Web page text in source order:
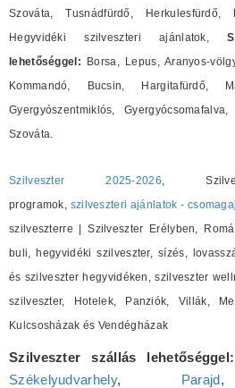
Szováta, Tusnádfürdő,
Hegyvidéki szilveszteri ajánlatok,
lehetőséggel: Borsa, Lepus, Aranyos-
Kommandó, Bucsin, Hargitafürdő,
Gyergyószentmiklós,
Szováta.
Szilveszter 2025-2026,
programok, szilveszteri ajánlatok -
szilveszterre | Szilveszter Erélyben,
buli, hegyvidéki szilveszter, sízés,
és szilveszter hegyvidéken, szilveszter
szilveszter, Hotelek, Panziók, Villák,
Kulcsosházak és Vendégházak
Szilveszter szállás lehetőséggel:
Székelyudvarhely, Parajd